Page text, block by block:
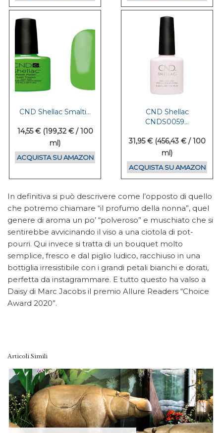
CND Shellac Smalti...
14,55 € (199,32 € / 100
ml)
ACQUISTA SU AMAZON
CND Shellac
CNDS0059...
31,95 € (456,43 € / 100
ml)
ACQUISTA SU AMAZON
In definitiva si può descrivere come l’opposto di quello
che potremo chiamare “il profumo della nonna”, quel
genere di aroma un po’ “polveroso” e muschiato che si
sentirebbe avvicinando il viso a una ciotola di pot-
pourri. Qui invece si tratta di un bouquet molto
semplice, fresco e dal piglio ludico, racchiuso in una
bottiglia irresistibile con i grandi petali bianchi e dorati,
perfetta da instagrammare. E tutto questo ha valso a
Daisy di Marc Jacobs il premio Allure Readers “Choice
Award 2020”.
Articoli Simili